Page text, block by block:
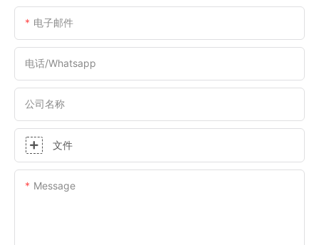
电子邮件
电话/whatsapp
公司名称
文件
Message